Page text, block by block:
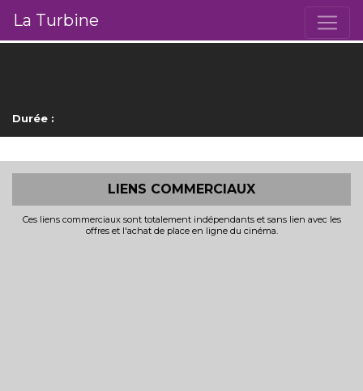
La Turbine
Durée :
LIENS COMMERCIAUX
Ces liens commerciaux sont totalement indépendants et sans lien avec les
offres et l'achat de place en ligne du cinéma.